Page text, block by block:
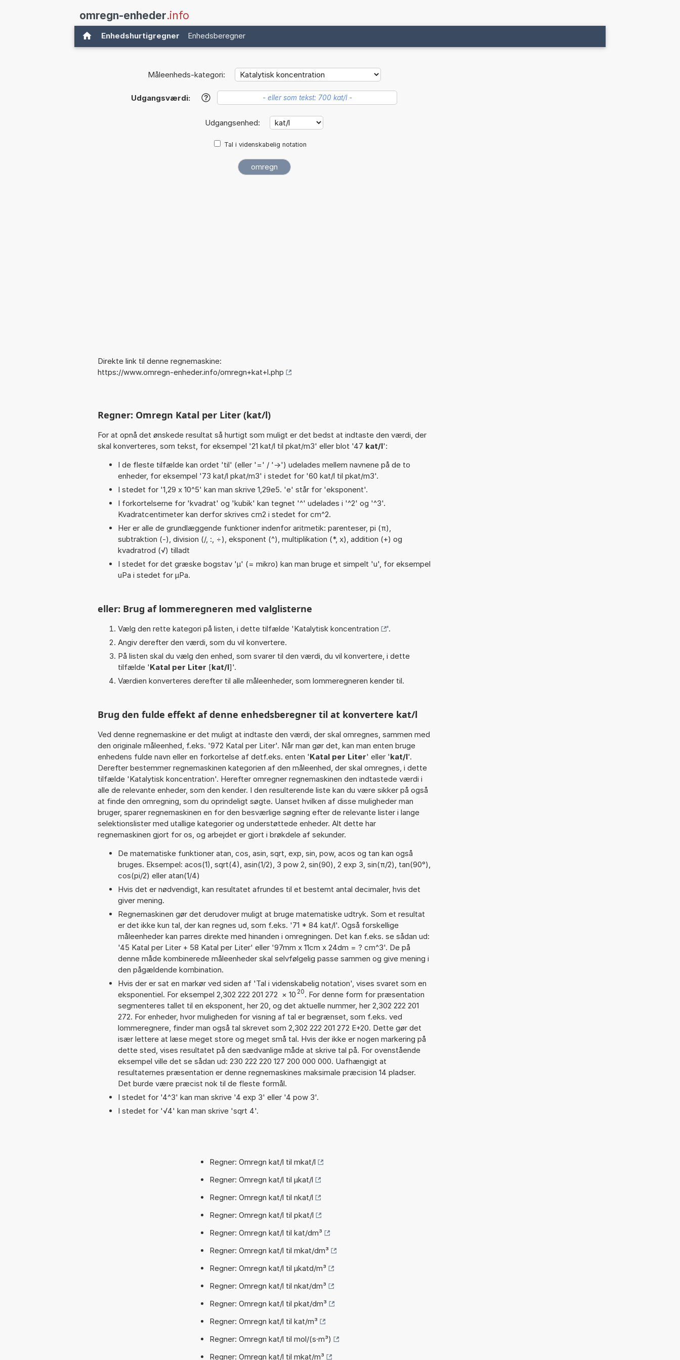
omregn-enheder.info
Enhedshurtigregner Enhedsberegner
Måleenheds-kategori:
Udgangsværdi: ?
Udgangsenhed:
Tal i videnskabelig notation
Direkte link til denne regnemaskine:
https://www.omregn-enheder.info/omregn+kat+l.php
Regner: Omregn Katal per Liter (kat/l)
For at opnå det ønskede resultat så hurtigt som muligt er det bedst at indtaste den værdi, der
skal konverteres, som tekst, for eksempel '21 kat/l til pkat/m3' eller blot '47 kat/l':
I de fleste tilfælde kan ordet 'til' (eller '=' / '->') udelades mellem navnene på de to
enheder, for eksempel '73 kat/l pkat/m3' i stedet for '60 kat/l til pkat/m3'.
I stedet for '1,29 x 10^5' kan man skrive 1,29e5. 'e' står for 'eksponent'.
I forkortelserne for 'kvadrat' og 'kubik' kan tegnet '^' udelades i '^2' og '^3'.
Kvadratcentimeter kan derfor skrives cm2 i stedet for cm^2.
Her er alle de grundlæggende funktioner indenfor aritmetik: parenteser, pi (π),
subtraktion (-), division (/, :, ÷), eksponent (^), multiplikation (*, x), addition (+) og
kvadratrod (√) tilladt
I stedet for det græske bogstav 'µ' (= mikro) kan man bruge et simpelt 'u', for eksempel
uPa i stedet for µPa.
eller: Brug af lommeregneren med valglisterne
Vælg den rette kategori på listen, i dette tilfælde 'Katalytisk koncentration
'.
Angiv derefter den værdi, som du vil konvertere.
På listen skal du vælg den enhed, som svarer til den værdi, du vil konvertere, i dette
tilfælde 'Katal per Liter [kat/l]'.
Værdien konverteres derefter til alle måleenheder, som lommeregneren kender til.
Brug den fulde effekt af denne enhedsberegner til at konvertere kat/l
Ved denne regnemaskine er det muligt at indtaste den værdi, der skal omregnes, sammen med
den originale måleenhed, f.eks. '972 Katal per Liter'. Når man gør det, kan man enten bruge
enhedens fulde navn eller en forkortelse af detf.eks. enten 'Katal per Liter' eller 'kat/l'.
Derefter bestemmer regnemaskinen kategorien af den måleenhed, der skal omregnes, i dette
tilfælde 'Katalytisk koncentration'. Herefter omregner regnemaskinen den indtastede værdi i
alle de relevante enheder, som den kender. I den resulterende liste kan du være sikker på også
at finde den omregning, som du oprindeligt søgte. Uanset hvilken af disse muligheder man
bruger, sparer regnemaskinen en for den besværlige søgning efter de relevante lister i lange
selektionslister med utallige kategorier og understøttede enheder. Alt dette har
regnemaskinen gjort for os, og arbejdet er gjort i brøkdele af sekunder.
De matematiske funktioner atan, cos, asin, sqrt, exp, sin, pow, acos og tan kan også
bruges. Eksempel: acos(1), sqrt(4), asin(1/2), 3 pow 2, sin(90), 2 exp 3, sin(π/2), tan(90°),
cos(pi/2) eller atan(1/4)
Hvis det er nødvendigt, kan resultatet afrundes til et bestemt antal decimaler, hvis det
giver mening.
Regnemaskinen gør det derudover muligt at bruge matematiske udtryk. Som et resultat
er det ikke kun tal, der kan regnes ud, som f.eks. '71 * 84 kat/l'. Også forskellige
måleenheder kan parres direkte med hinanden i omregningen. Det kan f.eks. se sådan ud:
'45 Katal per Liter + 58 Katal per Liter' eller '97mm x 11cm x 24dm = ? cm^3'. De på
denne måde kombinerede måleenheder skal selvfølgelig passe sammen og give mening i
den pågældende kombination.
Hvis der er sat en markør ved siden af 'Tal i videnskabelig notation', vises svaret som en
eksponentiel. For eksempel 2,302 222 201 272 × 10 20. For denne form for præsentation
segmenteres tallet til en eksponent, her 20, og det aktuelle nummer, her 2,302 222 201
272. For enheder, hvor muligheden for visning af tal er begrænset, som f.eks. ved
lommeregnere, finder man også tal skrevet som 2,302 222 201 272 E+20. Dette gør det
især lettere at læse meget store og meget små tal. Hvis der ikke er nogen markering på
dette sted, vises resultatet på den sædvanlige måde at skrive tal på. For ovenstående
eksempel ville det se sådan ud: 230 222 220 127 200 000 000. Uafhængigt at
resultaternes præsentation er denne regnemaskines maksimale præcision 14 pladser.
Det burde være præcist nok til de fleste formål.
I stedet for '4^3' kan man skrive '4 exp 3' eller '4 pow 3'.
I stedet for '√4' kan man skrive 'sqrt 4'.
Regner: Omregn kat/l til mkat/l
Regner: Omregn kat/l til µkat/l
Regner: Omregn kat/l til nkat/l
Regner: Omregn kat/l til pkat/l
Regner: Omregn kat/l til kat/dm³
Regner: Omregn kat/l til mkat/dm³
Regner: Omregn kat/l til µkatd/m³
Regner: Omregn kat/l til nkat/dm³
Regner: Omregn kat/l til pkat/dm³
Regner: Omregn kat/l til kat/m³
Regner: Omregn kat/l til mol/(s·m³)
Regner: Omregn kat/l til mkat/m³